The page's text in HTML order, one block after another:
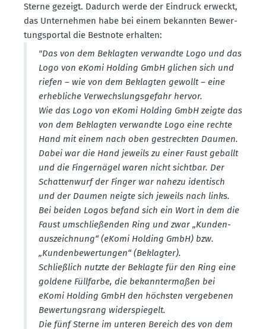
Sterne gezeigt. Dadurch werde der Eindruck erweckt,
das Unter­nehmen habe bei einem bekannten Bewer­
tungs­portal die Bestnote erhalten:
"Das von dem Beklagten verwandte Logo und das
Logo von eKomi Holding GmbH glichen sich und
riefen – wie von dem Beklagten gewollt – eine
erheb­liche Verwechs­lungs­gefahr hervor.
Wie das Logo von eKomi Holding GmbH zeigte das
von dem Beklagten verwandte Logo eine rechte
Hand mit einem nach oben gestreckten Daumen.
Dabei war die Hand jeweils zu einer Faust geballt
und die Finger­nägel waren nicht sichtbar. Der
Schat­tenwurf der Finger war nahezu identisch
und der Daumen neigte sich jeweils nach links.
Bei beiden Logos befand sich ein Wort in dem die
Faust umschlie­ßenden Ring und zwar „Kunden­
aus­zeichnung“ (eKomi Holding GmbH) bzw.
„Kunden­be­wer­tungen“ (Beklagter).
Schlie­ßlich nutzte der Beklagte für den Ring eine
goldene Füllfarbe, die bekann­ter­maßen bei
eKomi Holding GmbH den höchsten verge­benen
Bewer­tungsrang wider­spiegelt.
Die fünf Sterne im unteren Bereich des von dem